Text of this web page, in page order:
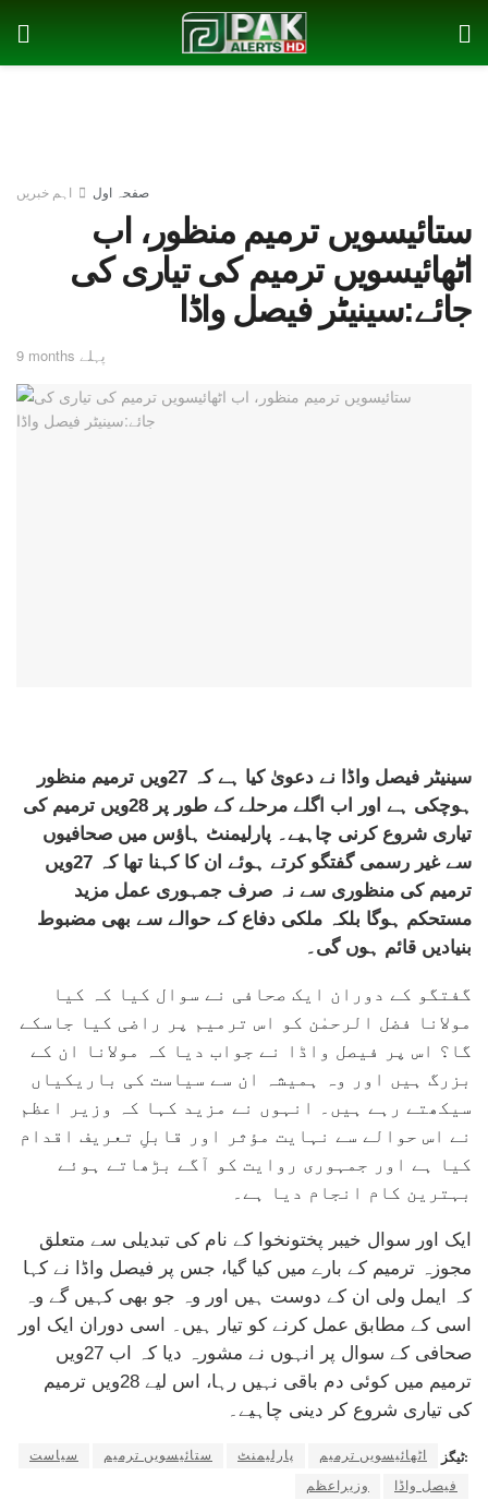
صفحہ اول اہم خبریں
ستائیسویں ترمیم منظور، اب
اٹھائیسویں ترمیم کی تیاری کی
جائے:سینیٹر فیصل واڈا
9 months پہلے
سینیٹر فیصل واڈا نے دعویٰ کیا ہے کہ 27ویں ترمیم منظور
ہوچکی ہے اور اب اگلے مرحلے کے طور پر 28ویں ترمیم کی
تیاری شروع کرنی چاہیے۔ پارلیمنٹ ہاؤس میں صحافیوں
سے غیر رسمی گفتگو کرتے ہوئے ان کا کہنا تھا کہ 27ویں
ترمیم کی منظوری سے نہ صرف جمہوری عمل مزید
مستحکم ہوگا بلکہ ملکی دفاع کے حوالے سے بھی مضبوط
بنیادیں قائم ہوں گی۔
گفتگو کے دوران ایک صحافی نے سوال کیا کہ کیا
مولانا فضل الرحمٰن کو اس ترمیم پر راضی کیا جاسکے
گا؟ اس پر فیصل واڈا نے جواب دیا کہ مولانا ان کے
بزرگ ہیں اور وہ ہمیشہ ان سے سیاست کی باریکیاں
سیکھتے رہے ہیں۔ انہوں نے مزید کہا کہ وزیر اعظم
نے اس حوالے سے نہایت مؤثر اور قابلِ تعریف اقدام
کیا ہے اور جمہوری روایت کو آگے بڑھاتے ہوئے
بہترین کام انجام دیا ہے۔
ایک اور سوال خیبر پختونخوا کے نام کی تبدیلی سے متعلق
مجوزہ ترمیم کے بارے میں کیا گیا، جس پر فیصل واڈا نے کہا
کہ ایمل ولی ان کے دوست ہیں اور وہ جو بھی کہیں گے وہ
اسی کے مطابق عمل کرنے کو تیار ہیں۔ اسی دوران ایک اور
صحافی کے سوال پر انہوں نے مشورہ دیا کہ اب 27ویں
ترمیم میں کوئی دم باقی نہیں رہا، اس لیے 28ویں ترمیم
کی تیاری شروع کر دینی چاہیے۔
ٹیگز: اٹھائیسویں ترمیم پارلیمنٹ ستائیسویں ترمیم
سیاست
فیصل واڈا
وزیراعظم